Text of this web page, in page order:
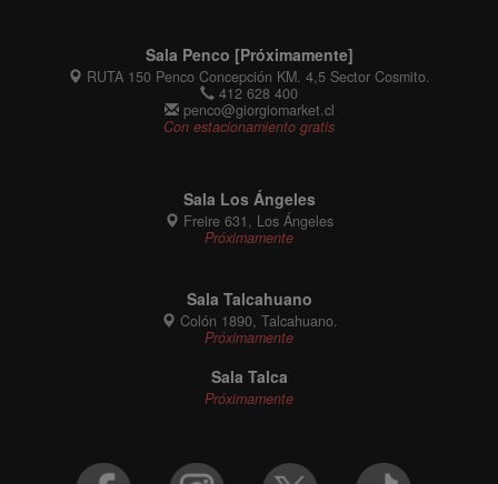
Sala Penco [Próximamente]
RUTA 150 Penco Concepción KM. 4,5 Sector Cosmito.
412 628 400
penco@giorgiomarket.cl
Con estacionamiento gratis
Sala Los Ángeles
Freire 631, Los Ángeles
Próximamente
Sala Talcahuano
Colón 1890, Talcahuano.
Próximamente
Sala Talca
Próximamente